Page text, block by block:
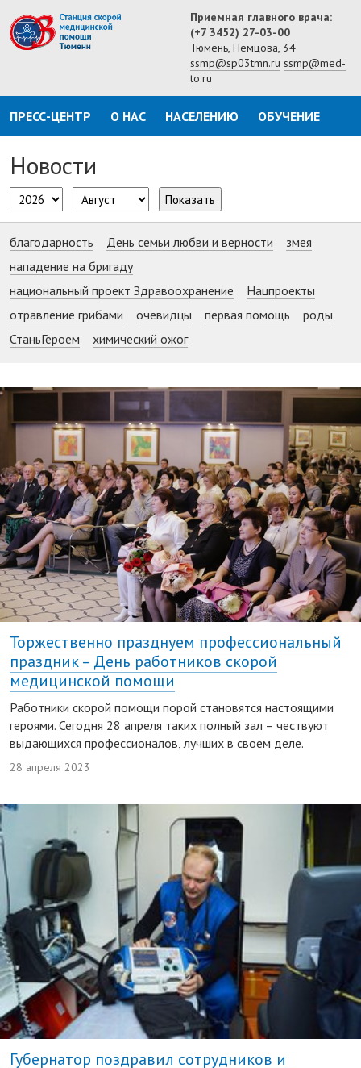
Приемная главного врача:
(+7 3452) 27-03-00
Тюмень, Немцова, 34
ssmp@sp03tmn.ru ssmp@med-
to.ru
ПРЕСС-ЦЕНТР О НАС НАСЕЛЕНИЮ ОБУЧЕНИЕ
Новости
Показать
благодарность День семьи любви и верности
змея
нападение на бригаду
национальный проект Здравоохранение
Нацпроекты
отравление грибами
очевидцы первая помощь
роды
СтаньГероем
химический ожог
Торжественно празднуем профессиональный
праздник – День работников скорой
медицинской помощи
Работники скорой помощи порой становятся настоящими
героями. Сегодня 28 апреля таких полный зал – чествуют
выдающихся профессионалов, лучших в своем деле.
28 апреля 2023
Губернатор поздравил сотрудников и